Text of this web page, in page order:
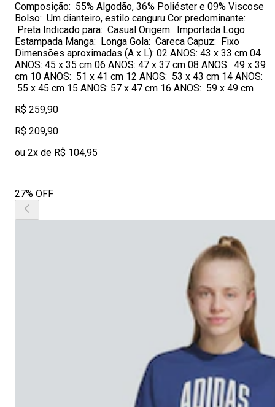
Composição: 55% Algodão, 36% Poliéster e 09% Viscose
Bolso: Um dianteiro, estilo canguru Cor predominante:
Preta Indicado para: Casual Origem: Importada Logo:
Estampada Manga: Longa Gola: Careca Capuz: Fixo
Dimensões aproximadas (A x L): 02 ANOS: 43 x 33 cm 04
ANOS: 45 x 35 cm 06 ANOS: 47 x 37 cm 08 ANOS: 49 x 39
cm 10 ANOS: 51 x 41 cm 12 ANOS: 53 x 43 cm 14 ANOS:
55 x 45 cm 15 ANOS: 57 x 47 cm 16 ANOS: 59 x 49 cm
R$ 259,90
R$ 209,90
ou 2x de R$ 104,95
27% OFF